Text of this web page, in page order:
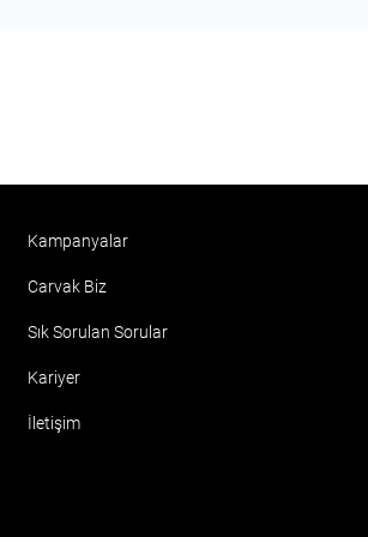
Kampanyalar
Carvak Biz
Sık Sorulan Sorular
Kariyer
İletişim